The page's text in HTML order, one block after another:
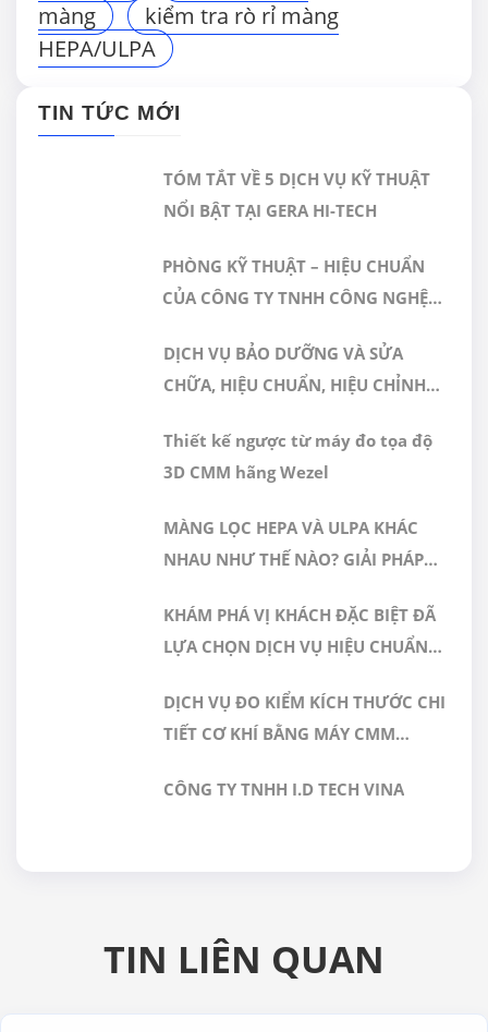
màng
kiểm tra rò rỉ màng
HEPA/ULPA
TIN TỨC MỚI
TÓM TẮT VỀ 5 DỊCH VỤ KỸ THUẬT
NỔI BẬT TẠI GERA HI-TECH
PHÒNG KỸ THUẬT – HIỆU CHUẨN
CỦA CÔNG TY TNHH CÔNG NGHỆ
NHẬN ĐÁP ỨNG TIÊU CHUẨN
ISO/IEC 17025:2017
DỊCH VỤ BẢO DƯỠNG VÀ SỬA
CHỮA, HIỆU CHUẨN, HIỆU CHỈNH
Thiết kế ngược từ máy đo tọa độ
3D CMM hãng Wezel
MÀNG LỌC HEPA VÀ ULPA KHÁC
NHAU NHƯ THẾ NÀO? GIẢI PHÁP
DƯỢC PHẨM
KHÁM PHÁ VỊ KHÁCH ĐẶC BIỆT ĐÃ
LỰA CHỌN DỊCH VỤ HIỆU CHUẨN
DỊCH VỤ ĐO KIỂM KÍCH THƯỚC CHI
TIẾT CƠ KHÍ BẰNG MÁY CMM
VIỆT NAM
CÔNG TY TNHH I.D TECH VINA
TIN LIÊN QUAN